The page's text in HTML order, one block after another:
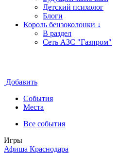
Детский психолог
Блоги
Король бензоколонки ↓
В раздел
Сеть АЗС "Газпром"
Добавить
События
Места
Все события
Игры
Афиша Краснодара